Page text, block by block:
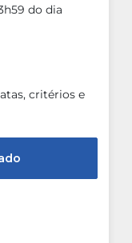
do dia
critérios e